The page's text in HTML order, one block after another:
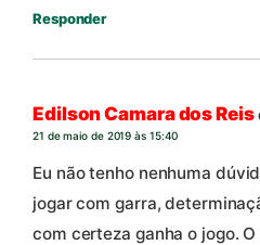
Responder
Edilson Camara dos Reis
21 de maio de 2019 às 15:40
Eu não tenho nenhuma
jogar com garra,
com certeza ganha o jogo.